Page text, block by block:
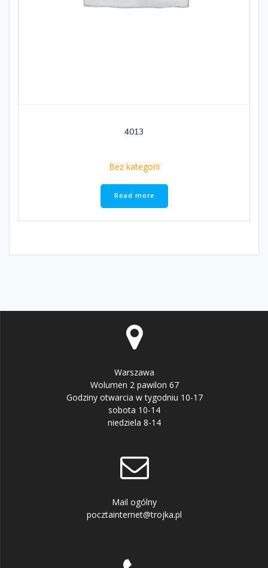
4013
Bez kategorii
Read more
Warszawa
Wolumen 2 pawilon 67
Godziny otwarcia w tygodniu 10-17
sobota 10-14
niedziela 8-14
Mail ogólny
pocztainternet@trojka.pl